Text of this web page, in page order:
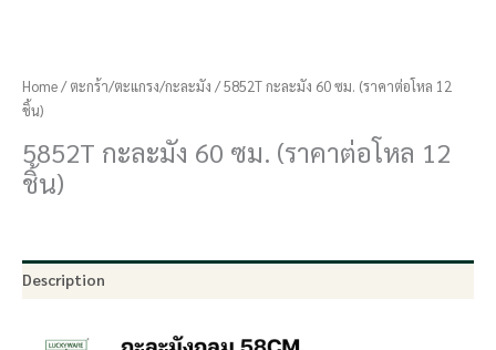
Home/ตะกร้า/ตะแกรง/กะละมัง / 5852T กะละมัง 60 ซม. (ราคาต่อโหล 12
ชิ้น)
5852T กะละมัง 60 ซม. (ราคาต่อโหล 12
ชิ้น)
Description